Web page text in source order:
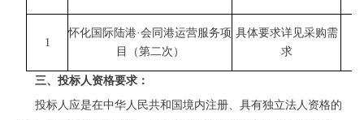
1
怀化国际陆港·会同港运营服务项
目（第二次）
具体要求详见采购需
求
三、投标人资格要求：
投标人应是在中华人民共和国境内注册、具有独立法人资格的